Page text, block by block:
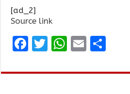
[ad_2]
Source link
F
ce
T
it
W
at
E
ai ar